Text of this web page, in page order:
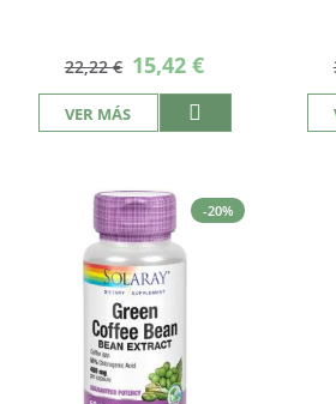
22,22 € Precio
especial
15,42 €
VER MÁS
-20%